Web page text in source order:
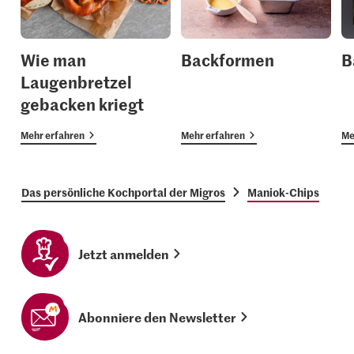
Wie man
Laugenbretzel
gebacken kriegt
Mehr erfahren
Backformen
Mehr erfahren
Das persönliche Kochportal der Migros Maniok-Chips
Jetzt anmelden
Abonniere den Newsletter